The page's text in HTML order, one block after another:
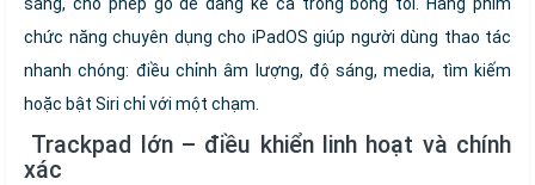
chức năng chuyên dụng cho iPadOS giúp người dùng thao tác
nhanh chóng: điều chỉnh âm lượng, độ sáng, media, tìm kiếm
hoặc bật Siri chỉ với một chạm.
️ Trackpad lớn – điều khiển linh hoạt và chính
xác